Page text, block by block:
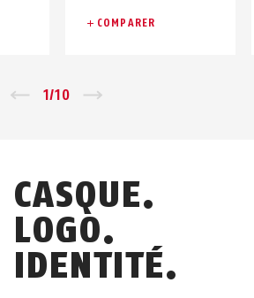
COMPARER
Zurück
1/10
CASQUE.
LOGO.
IDENTITÉ.